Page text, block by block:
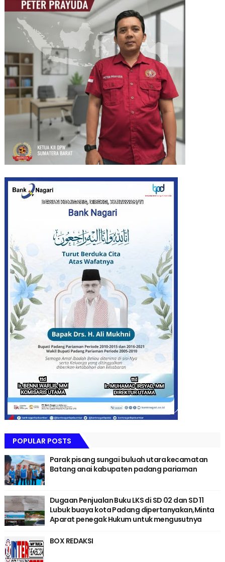
POPULAR POSTS
Parak pisang sungai buluah utara kecamatan
Batang anai kabupaten padang pariaman
Dugaan Penjualan Buku LKS di SD 02 dan SD 11
Lubuk buaya kota Padang dipertanyakan,Minta
Aparat penegak Hukum untuk mengusutnya
BOX REDAKSI